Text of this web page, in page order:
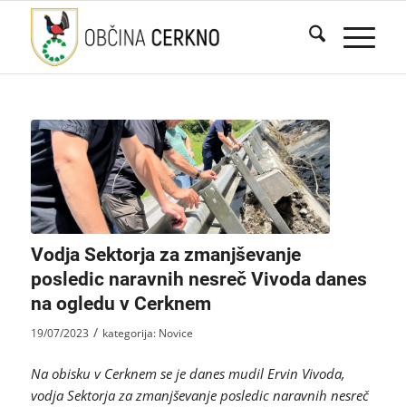
Vodja Sektorja za zmanjševanje
posledic naravnih nesreč Vivoda danes
na ogledu v Cerknem
19/07/2023 / kategorija: Novice
Na obisku v Cerknem se je danes mudil Ervin Vivoda,
vodja Sektorja za zmanjševanje posledic naravnih nesreč